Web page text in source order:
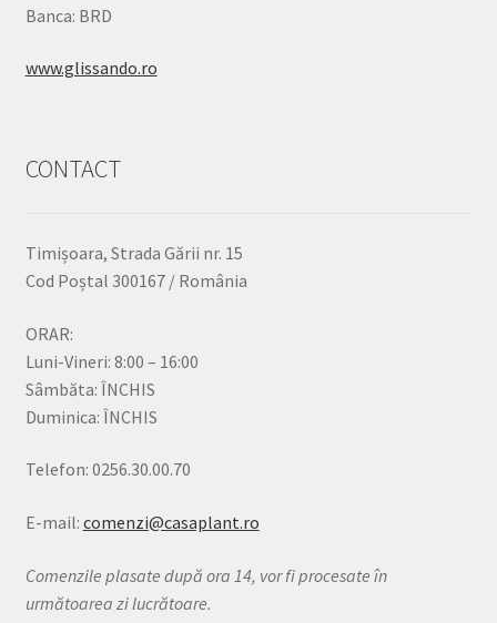
Banca: BRD
www.glissando.ro
CONTACT
Timișoara, Strada Gării nr. 15
Cod Poștal 300167 / România
ORAR:
Luni-Vineri: 8:00 – 16:00
Sâmbăta: ÎNCHIS
Duminica: ÎNCHIS
Telefon: 0256.30.00.70
E-mail: comenzi@casaplant.ro
Comenzile plasate după ora 14, vor fi procesate în
următoarea zi lucrătoare.